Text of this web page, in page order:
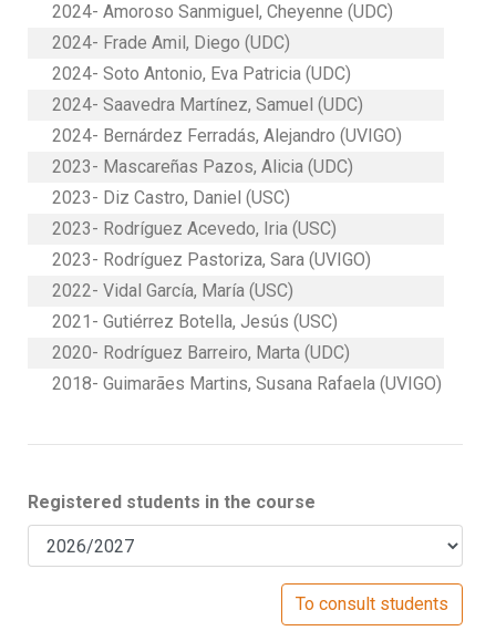
2024- Amoroso Sanmiguel, Cheyenne (UDC)
2024- Frade Amil, Diego (UDC)
2024- Soto Antonio, Eva Patricia (UDC)
2024- Saavedra Martínez, Samuel (UDC)
2024- Bernárdez Ferradás, Alejandro (UVIGO)
2023- Mascareñas Pazos, Alicia (UDC)
2023- Diz Castro, Daniel (USC)
2023- Rodríguez Acevedo, Iria (USC)
2023- Rodríguez Pastoriza, Sara (UVIGO)
2022- Vidal García, María (USC)
2021- Gutiérrez Botella, Jesús (USC)
2020- Rodríguez Barreiro, Marta (UDC)
2018- Guimarães Martins, Susana Rafaela (UVIGO)
Registered students in the course